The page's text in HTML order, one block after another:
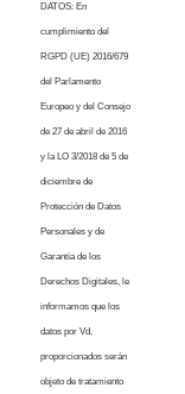
DATOS: En
cumplimiento del
RGPD (UE) 2016/679
del Parlamento
Europeo y del Consejo
de 27 de abril de 2016
y la LO 3/2018 de 5 de
diciembre de
Protección de Datos
Personales y de
Garantía de los
Derechos Digitales, le
informamos que los
datos por Vd.
proporcionados serán
objeto de tratamiento